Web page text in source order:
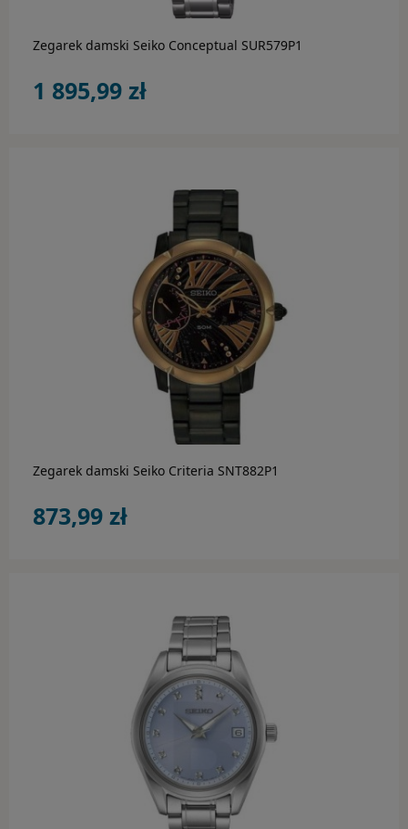
Zegarek damski Seiko Conceptual SUR579P1
1 895,99 zł
Zegarek damski Seiko Criteria SNT882P1
873,99 zł
do koszyka
do koszyka